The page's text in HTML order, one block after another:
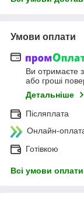
Умови оплати
Ви отримаєте
або гроші
Детальніше
Післяплата
Онлайн-
Готівкою
Всі умови оплати